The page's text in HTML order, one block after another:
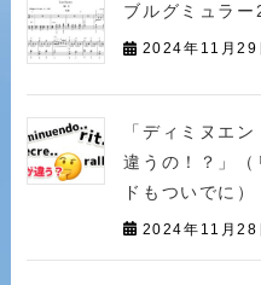
ブルグミュラ
2024年11月29
「ディミヌエ
違うの！？」（
ドもついでに）
2024年11月28